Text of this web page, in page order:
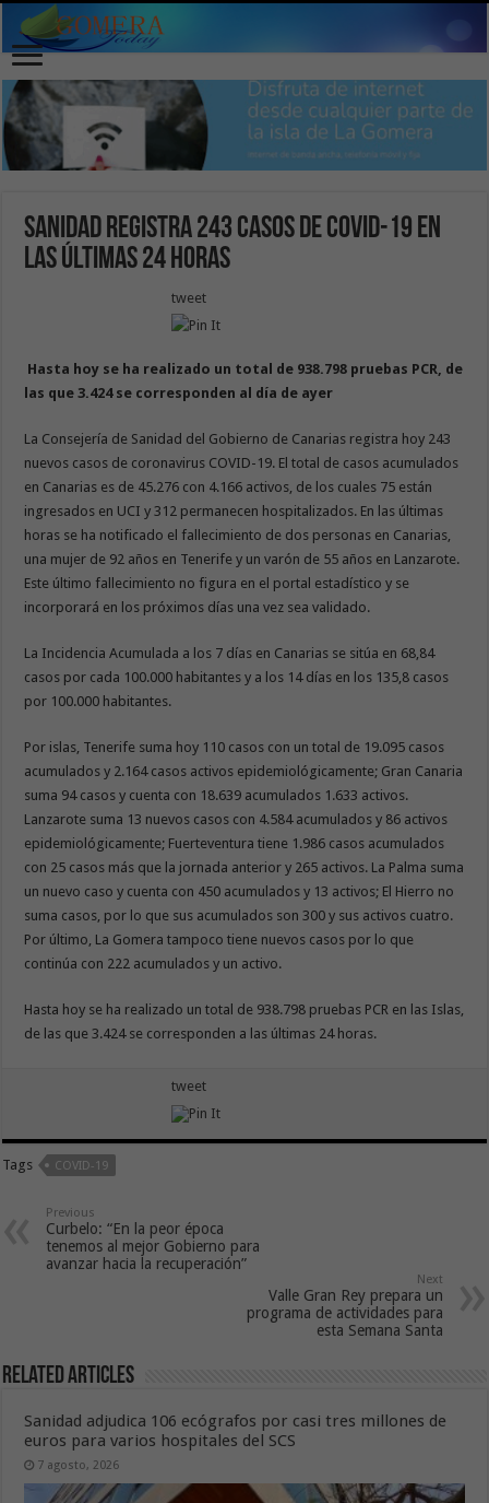
Sanidad registra 243 casos de COVID-19 en
las últimas 24 horas
tweet
Hasta hoy se ha realizado un total de 938.798 pruebas PCR, de
las que 3.424 se corresponden al día de ayer
La Consejería de Sanidad del Gobierno de Canarias registra hoy 243
nuevos casos de coronavirus COVID-19. El total de casos acumulados
en Canarias es de 45.276 con 4.166 activos, de los cuales 75 están
ingresados en UCI y 312 permanecen hospitalizados. En las últimas
horas se ha notificado el fallecimiento de dos personas en Canarias,
una mujer de 92 años en Tenerife y un varón de 55 años en Lanzarote.
Este último fallecimiento no figura en el portal estadístico y se
incorporará en los próximos días una vez sea validado.
La Incidencia Acumulada a los 7 días en Canarias se sitúa en 68,84
casos por cada 100.000 habitantes y a los 14 días en los 135,8 casos
por 100.000 habitantes.
Por islas, Tenerife suma hoy 110 casos con un total de 19.095 casos
acumulados y 2.164 casos activos epidemiológicamente; Gran Canaria
suma 94 casos y cuenta con 18.639 acumulados 1.633 activos.
Lanzarote suma 13 nuevos casos con 4.584 acumulados y 86 activos
epidemiológicamente; Fuerteventura tiene 1.986 casos acumulados
con 25 casos más que la jornada anterior y 265 activos. La Palma suma
un nuevo caso y cuenta con 450 acumulados y 13 activos; El Hierro no
suma casos, por lo que sus acumulados son 300 y sus activos cuatro.
Por último, La Gomera tampoco tiene nuevos casos por lo que
continúa con 222 acumulados y un activo.
Hasta hoy se ha realizado un total de 938.798 pruebas PCR en las Islas,
de las que 3.424 se corresponden a las últimas 24 horas.
tweet
Tags COVID-19
Previous
Curbelo: “En la peor época
tenemos al mejor Gobierno para
avanzar hacia la recuperación”
Next
Valle Gran Rey prepara un
programa de actividades para
esta Semana Santa
Related Articles
Sanidad adjudica 106 ecógrafos por casi tres millones de
euros para varios hospitales del SCS
7 agosto, 2026